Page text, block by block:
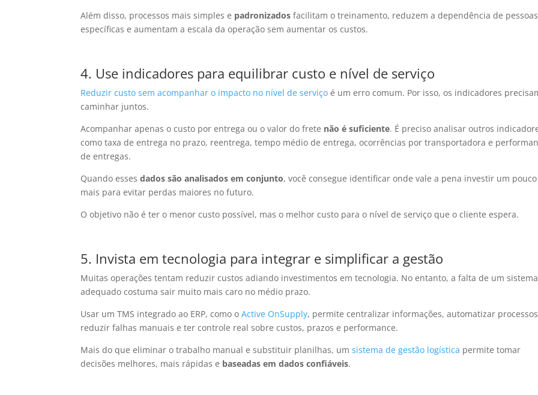
Além disso, processos mais simples e padronizadosfacilitam o treinamento, reduzem a dependência de pessoas
específicas e aumentam a escala da operação sem aumentar os custos.
4. Use indicadores para equilibrar custo e nível de serviço
Reduzir custo sem acompanhar o impacto no nível de serviço é um erro comum. Por isso, os indicadores
caminhar juntos.
Acompanhar apenas o custo por entrega ou o valor do frete não é suficiente. É preciso analisar outros
como taxa de entrega no prazo, reentrega, tempo médio de entrega, ocorrências por transportadora e
de entregas.
Quando essesdados são analisados em conjunto, você consegue identificar onde vale a pena investir um pouco
mais para evitar perdas maiores no futuro.
O objetivo não é ter o menor custo possível, mas o melhor custo para o nível de serviço que o cliente espera.
5. Invista em tecnologia para integrar e simplificar a gestão
Muitas operações tentam reduzir custos adiando investimentos em tecnologia. No entanto, a falta de um sistema
adequado costuma sair muito mais caro no médio prazo.
Usar um TMS integrado ao ERP, como oActive OnSupply, permite centralizar informações, automatizar
reduzir falhas manuais e ter controle real sobre custos, prazos e performance.
Mais do que eliminar o trabalho manual e substituir planilhas, umsistema de gestão logística permite tomar
decisões melhores, mais rápidas e baseadas em dados confiáveis.